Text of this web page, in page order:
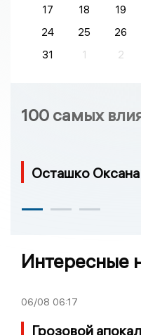
17
18 19
24
25 26
31
1 2
100 самых
Осташко
Интересные
06/08 06:17
Грозовой